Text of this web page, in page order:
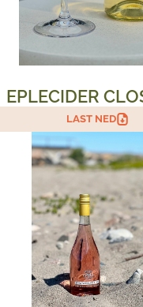
EPLECIDER
LAST NED